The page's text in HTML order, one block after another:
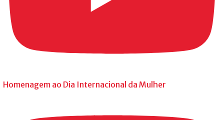
Homenagem ao Dia Internacional da Mulher